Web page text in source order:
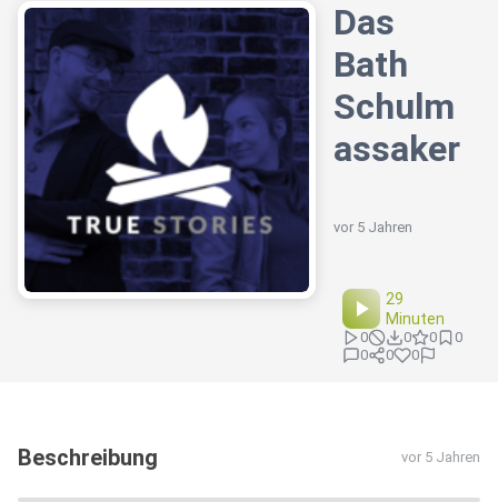
Das
Bath
Schulm
assaker
vor 5 Jahren
29
Minuten
0 0 0
0
0
0 0
Beschreibung vor 5 Jahren